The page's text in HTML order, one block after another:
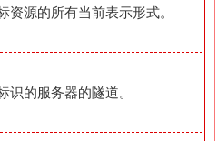
资源的所有当前表示形式。
识的服务器的隧道。